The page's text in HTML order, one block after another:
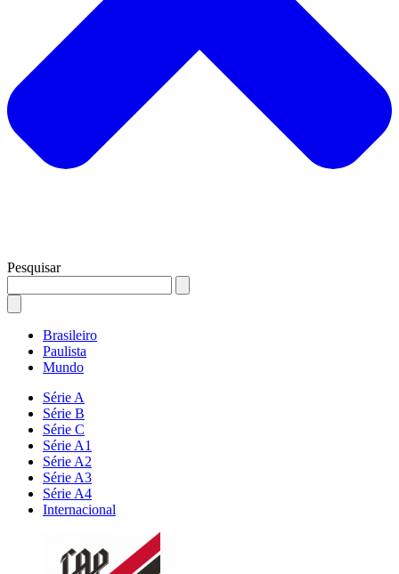
Pesquisar
Brasileiro
Paulista
Mundo
Série A
Série B
Série C
Série A1
Série A2
Série A3
Série A4
Internacional